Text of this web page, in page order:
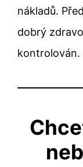
nákladů.
dobrý
kontrolován.